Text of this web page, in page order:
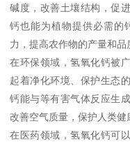
碱度，改善土壤结构，促
钙也能为植物提供必需的
力，提高农作物的产量和品
在环保领域，氢氧化钙被
起着净化环境、保护生态
钙能与等有害气体反应生
改善空气质量，保护人类健
在医药领域，氢氧化钙可